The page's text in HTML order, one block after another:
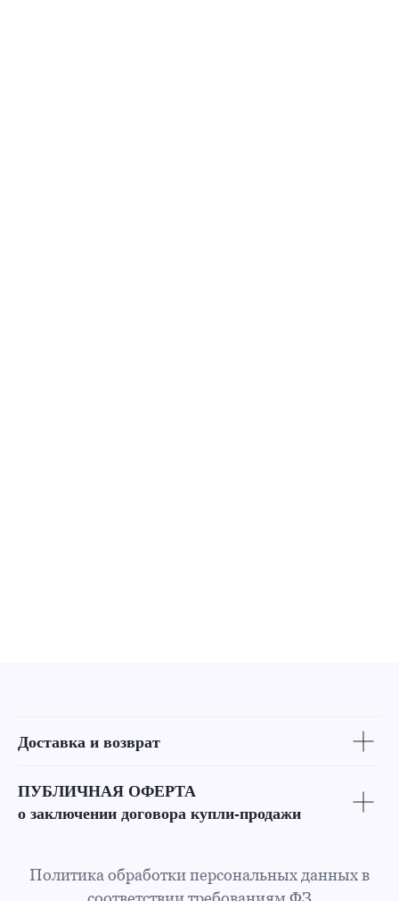
Доставка и возврат
ПУБЛИЧНАЯ ОФЕРТА
о заключении договора купли-продажи
Политика обработки персональных данных в